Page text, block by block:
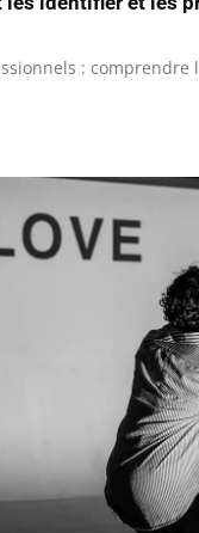
: comprendre